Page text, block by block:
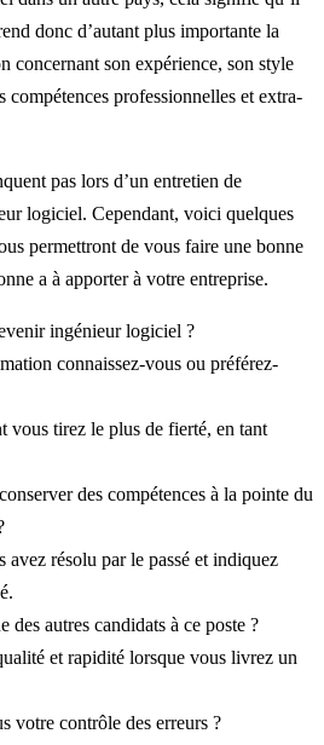
donc d’autant plus importante la
concernant son expérience, son style
compétences professionnelles et extra-
pas lors d’un entretien de
logiciel. Cependant, voici quelques
permettront de vous faire une bonne
a à apporter à votre entreprise.
ingénieur logiciel ?
connaissez-vous ou préférez-
vous tirez le plus de fierté, en tant
des compétences à la pointe du
résolu par le passé et indiquez
des autres candidats à ce poste ?
et rapidité lorsque vous livrez un
votre contrôle des erreurs ?